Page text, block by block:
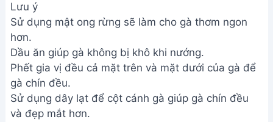
Lưu ý
Sử dụng mật ong rừng sẽ làm cho gà thơm ngon
hơn.
Dầu ăn giúp gà không bị khô khi nướng.
Phết gia vị đều cả mặt trên và mặt dưới của gà để
gà chín đều.
Sử dụng dây lạt để cột cánh gà giúp gà chín đều
và đẹp mắt hơn.